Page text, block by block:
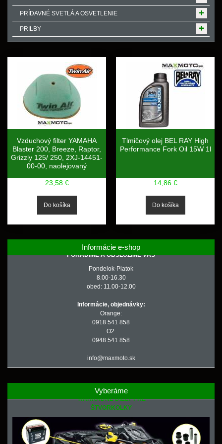
PRÍDAVNÉ SVETLÁ A OSVETLENIE
PRILBY
Vzduchový filter YAMAHA
Blaster 200, Breeze, Raptor,
Grizzly 125/ 250, 2XJ-14451-
00-00, naolejovaný
23,58 €
Tlmičový olej BEL RAY High
Performance Fork Oil 15W 1l
14,86 €
Informácie e-shop
PORADÍME A OBSLÚŽIME VÁS
Pondelok-Piatok
8.00-16.30
obed: 11.00-12.00
Informácie, objednávky:
Orange:
0918 541 858
O2:
0948 541 858
info@maxmoto.sk
Vyberáme
NÁHRADNÉ DIELY PRE
ŠTVORKOLKY